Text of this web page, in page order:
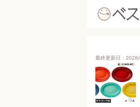
最終更新日：